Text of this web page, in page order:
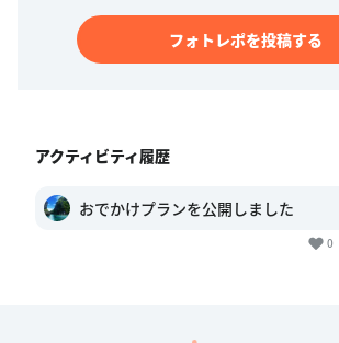
フォトレポを投稿する
アクティビティ履歴
おでかけプランを公開しました
0